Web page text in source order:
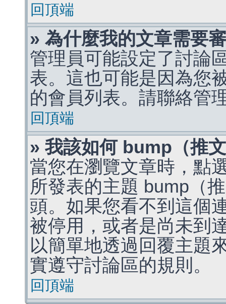
回頂端
» 為什麼我的文章需要
管理員可能設定了討論
表。這也可能是因為您
的會員列表。請聯絡管
回頂端
» 我該如何 bump（推
當您在瀏覽文章時，點
所發表的主題 bump（
頭。如果您看不到這個
被停用，或者是尚未到
以簡單地透過回覆主題
實遵守討論區的規則。
回頂端